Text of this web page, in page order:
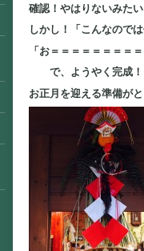
確認！やはりないみたい
しかし！「こんなので
「お＝＝＝＝＝＝＝＝
で、ようやく完成！
お正月を迎える準備が